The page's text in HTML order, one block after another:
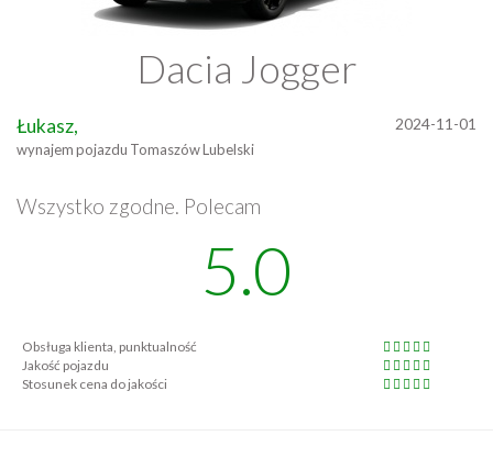
Dacia Jogger
2024-11-01
Łukasz,
wynajem pojazdu Tomaszów Lubelski
Wszystko zgodne. Polecam
5.0
Obsługa klienta, punktualność
Jakość pojazdu
Stosunek cena do jakości